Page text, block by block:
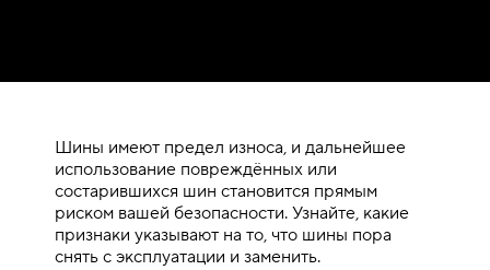
Шины имеют предел износа, и дальнейшее
использование повреждённых или
состарившихся шин становится прямым
риском вашей безопасности. Узнайте, какие
признаки указывают на то, что шины пора
снять с эксплуатации и заменить.